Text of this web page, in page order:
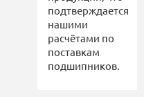
подтверждается
нашими
расчётами по
поставкам
подшипников.